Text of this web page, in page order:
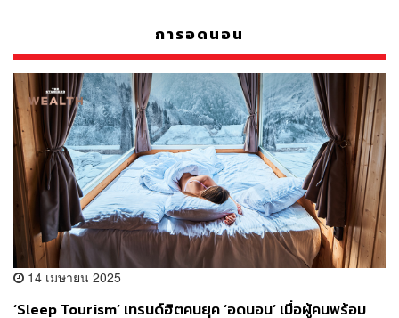
การอดนอน
14 เมษายน 2025
‘Sleep Tourism’ เทรนด์ฮิตคนยุค ‘อดนอน’ เมื่อผู้คนพร้อม